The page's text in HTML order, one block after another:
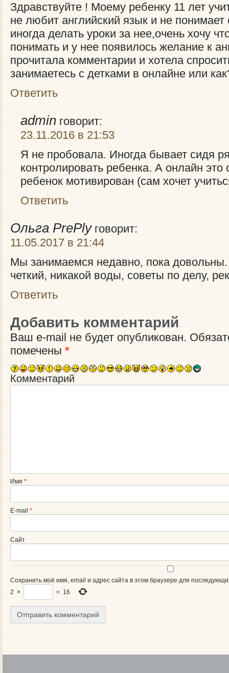
Здравствуйте ! Моему ребенку 11 лет
не любит английский язык и не понимает
иногда делать уроки за нее,очень хочу
понимать и у нее появилось желание к
прочитала комментарии и хотела
занимаетесь с детками в онлайне или
Ответить
admin говорит:
23.11.2016 в 21:53
Я не пробовала. Иногда бывает сидя
контролировать ребенка. А онлайн
ребенок мотивирован (сам хочет
Ответить
Ольга PrePly говорит:
11.05.2017 в 21:44
Мы занимаемся недавно, пока
четкий, никакой воды, советы по делу,
Ответить
Добавить комментарий
Ваш e-mail не будет опубликован.
помечены *
Комментарий
Имя *
E-mail *
Сайт
Сохранить моё имя, email и адрес сайта в этом браузере для
2 × = 16